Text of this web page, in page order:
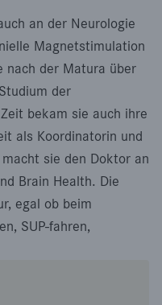
an der Neurologie
Magnetstimulation
nach der Matura über
der
bekam sie auch ihre
als Koordinatorin und
sie den Doktor an
Brain Health. Die
egal ob beim
SUP-fahren,